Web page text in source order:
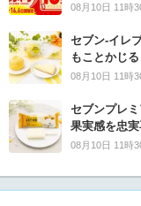
08月10日 11時
セブン‐イレ
もことかじ
08月10日 11時
セブンプレ
果実感を忠
08月10日 11時